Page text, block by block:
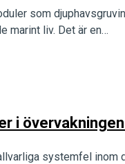
som
marint liv. Det är en…
i
systemfel inom